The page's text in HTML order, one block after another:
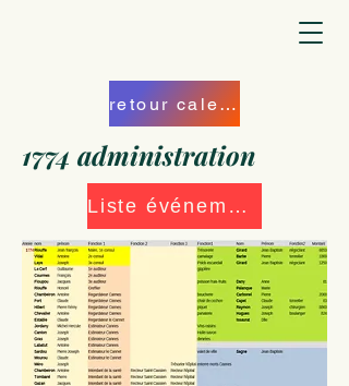
retour calendrier
1774 administration
Liste événements